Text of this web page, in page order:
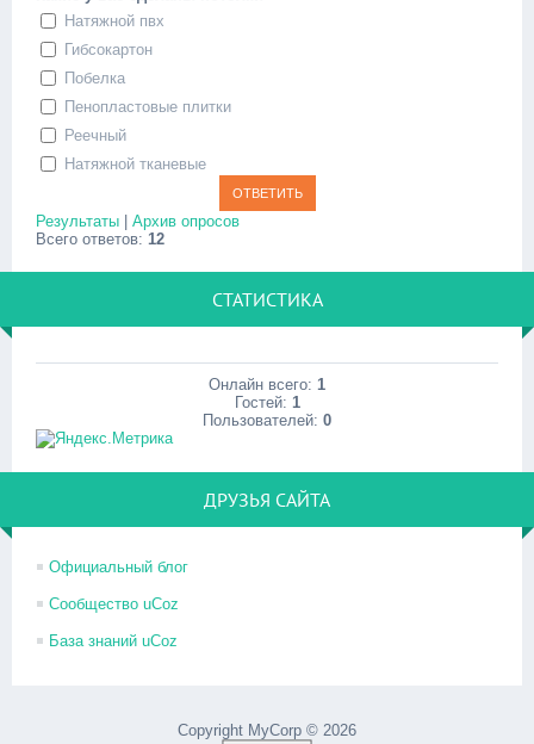
Натяжной пвх
Гибсокартон
Побелка
Пенопластовые плитки
Реечный
Натяжной тканевые
Результаты
Архив опросов
Всего ответов: 12
СТАТИСТИКА
Онлайн всего: 1
Гостей: 1
Пользователей: 0
ДРУЗЬЯ САЙТА
Официальный блог
Сообщество uCoz
База знаний uCoz
Copyright MyCorp © 2026